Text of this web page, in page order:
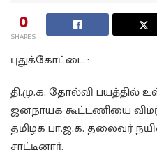
0
SHARES
புதுக்கோட்டை :
தி.மு.க. தோல்வி பயத்தில்
ஜனநாயக கூட்டணியை
தமிழக பா.ஜ.க. தலைவர்